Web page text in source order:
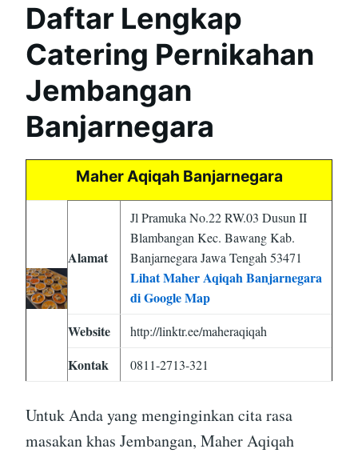
Daftar Lengkap
Catering Pernikahan
Jembangan
Banjarnegara
Maher Aqiqah Banjarnegara
Alamat
Jl Pramuka No.22 RW.03 Dusun II
Blambangan Kec. Bawang Kab.
Banjarnegara Jawa Tengah 53471
Lihat Maher Aqiqah Banjarnegara
di Google Map
Website
http://linktr.ee/maheraqiqah
Kontak 0811-2713-321
Untuk Anda yang menginginkan cita rasa
masakan khas Jembangan, Maher Aqiqah